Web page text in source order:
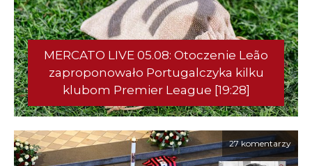
MERCATO LIVE 05.08: Otoczenie Leão
zaproponowało Portugalczyka kilku
klubom Premier League [19:28]
27 komentarzy